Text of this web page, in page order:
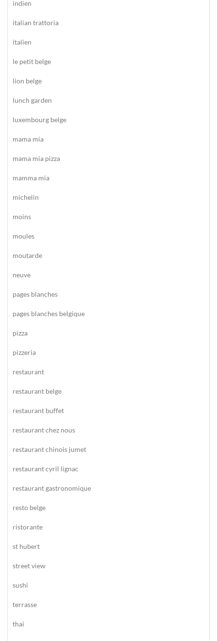
indien
italian trattoria
italien
le petit belge
lion belge
lunch garden
luxembourg belge
mama mia
mama mia pizza
mamma mia
michelin
moins
moules
moutarde
neuve
pages blanches
pages blanches belgique
pizza
pizzeria
restaurant
restaurant belge
restaurant buffet
restaurant chez nous
restaurant chinois jumet
restaurant cyril lignac
restaurant gastronomique
resto belge
ristorante
st hubert
street view
sushi
terrasse
thai